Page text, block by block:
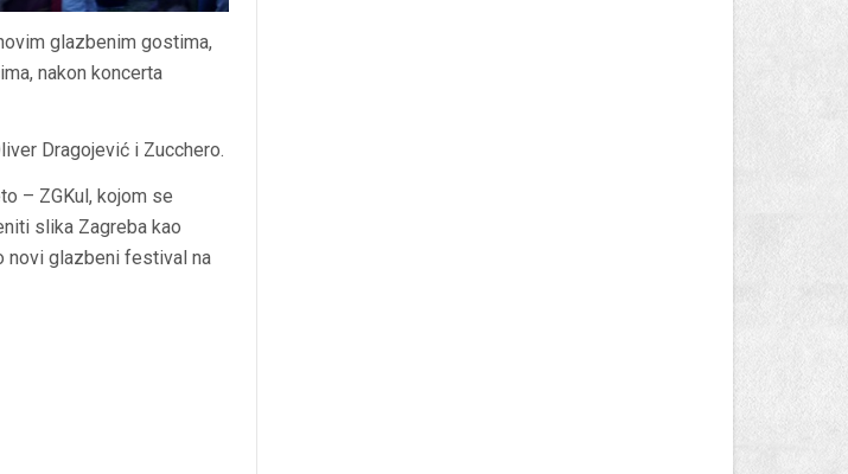
glazbenim gostima,
nakon koncerta
Dragojević i Zucchero.
– ZGKul, kojom se
slika Zagreba kao
novi glazbeni festival na